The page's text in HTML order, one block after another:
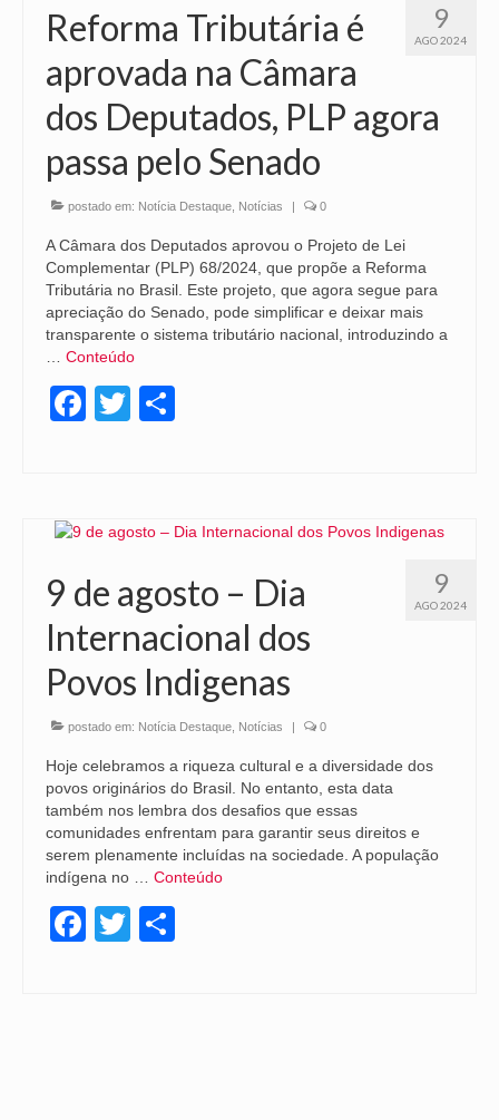
9
AGO 2024
Reforma Tributária é
aprovada na Câmara
dos Deputados, PLP agora
passa pelo Senado
postado em: Notícia Destaque Notícias | 0
A Câmara dos Deputados aprovou o Projeto de Lei
Complementar (PLP) 68/2024, que propõe a Reforma
Tributária no Brasil. Este projeto, que agora segue para
apreciação do Senado, pode simplificar e deixar mais
transparente o sistema tributário nacional, introduzindo a
Conteúdo
Facebook
Twitter
9
AGO 2024
9 de agosto – Dia
Internacional dos
Povos Indigenas
postado em: Notícia Destaque Notícias 0
Hoje celebramos a riqueza cultural e a diversidade dos
povos originários do Brasil. No entanto, esta data
também nos lembra dos desafios que essas
comunidades enfrentam para garantir seus direitos e
serem plenamente incluídas na sociedade. A população
indígena no … Conteúdo
Facebook
Twitter